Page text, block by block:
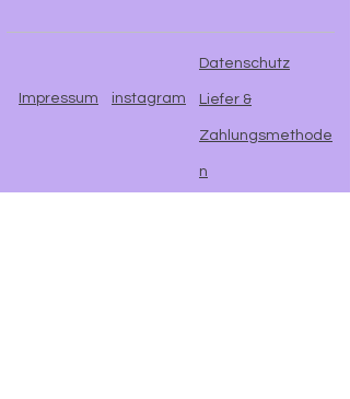
Impressum instagram
Datenschutz
Liefer &
Zahlungsmethode
n